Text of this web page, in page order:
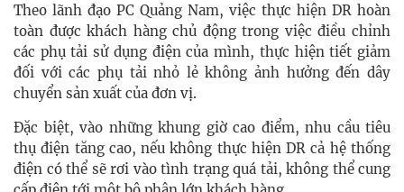
Theo lãnh đạo PC Quảng Nam, việc thực hiện DR hoàn
toàn được khách hàng chủ động trong việc điều chỉnh
các phụ tải sử dụng điện của mình, thực hiện tiết giảm
đối với các phụ tải nhỏ lẻ không ảnh hưởng đến dây
chuyển sản xuất của đơn vị.
Đặc biệt, vào những khung giờ cao điểm, nhu cầu tiêu
thụ điện tăng cao, nếu không thực hiện DR cả hệ thống
điện có thể sẽ rơi vào tình trạng quá tải, không thể cung